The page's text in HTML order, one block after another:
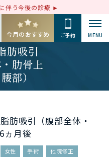
伴う今後の診療
今月のおすすめ ご予約 MENU
肪吸引
・肋骨上
部）
肪吸引（腹部全体・
ヵ月後
女性 手術
他院修正